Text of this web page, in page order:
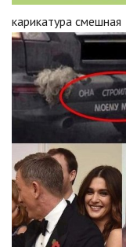
карикатура смешная